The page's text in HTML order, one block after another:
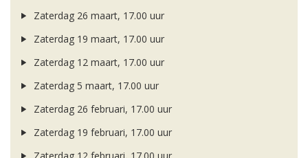
Zaterdag 26 maart, 17.00 uur
Zaterdag 19 maart, 17.00 uur
Zaterdag 12 maart, 17.00 uur
Zaterdag 5 maart, 17.00 uur
Zaterdag 26 februari, 17.00 uur
Zaterdag 19 februari, 17.00 uur